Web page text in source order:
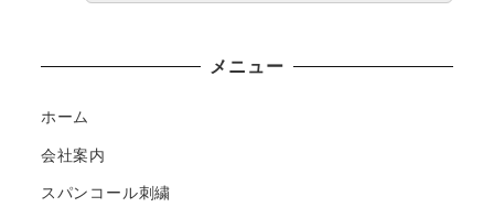
メニュー
ホーム
会社案内
スパンコール刺繍